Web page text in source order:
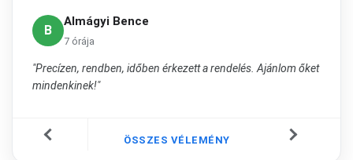
B
Almágyi Bence
7 órája
"Precízen, rendben, időben érkezett a rendelés. Ajánlom őket
mindenkinek!"
ÖSSZES VÉLEMÉNY